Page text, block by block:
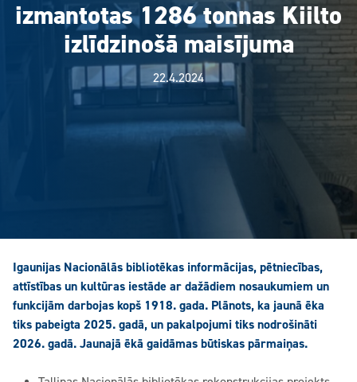
izmantotas 1286 tonnas Kiilto
izlīdzinošā maisījuma
22.4.2024
Igaunijas Nacionālās bibliotēkas informācijas, pētniecības,
attīstības un kultūras iestāde ar dažādiem nosaukumiem un
funkcijām darbojas kopš 1918. gada. Plānots, ka jaunā ēka
tiks pabeigta 2025. gadā, un pakalpojumi tiks nodrošināti
2026. gadā. Jaunajā ēkā gaidāmas būtiskas pārmaiņas.